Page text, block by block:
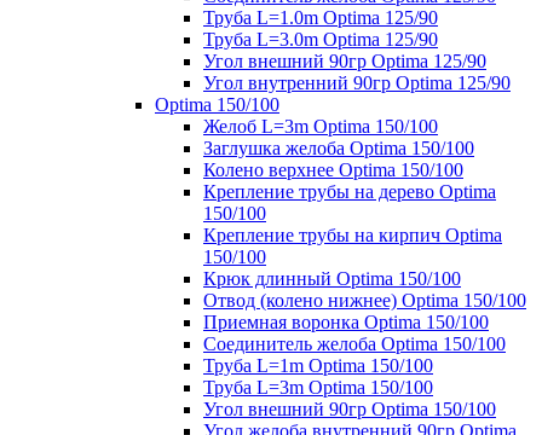
Труба L=1.0m Optima 125/90
Труба L=3.0m Optima 125/90
Угол внешний 90гр Optima 125/90
Угол внутренний 90гр Optima 125/90
Optima 150/100
Желоб L=3m Optima 150/100
Заглушка желоба Optima 150/100
Колено верхнее Optima 150/100
Крепление трубы на дерево Optima
150/100
Крепление трубы на кирпич Optima
150/100
Крюк длинный Optima 150/100
Отвод (колено нижнее) Optima 150/100
Приемная воронка Optima 150/100
Соединитель желоба Optima 150/100
Труба L=1m Optima 150/100
Труба L=3m Optima 150/100
Угол внешний 90гр Optima 150/100
Угол желоба внутренний 90гр Optima